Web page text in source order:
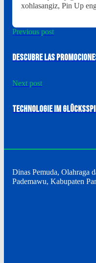
xohlasangiz, Pin Up
Previous post
Descubre las
Next post
Technologie im
Dinas Pemuda, Olahraga
Pademawu, Kabupaten